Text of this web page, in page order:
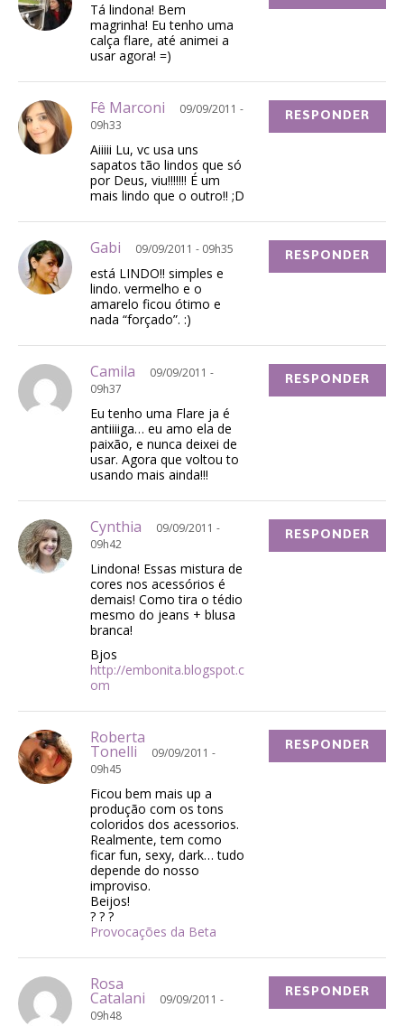
Tá lindona! Bem
magrinha! Eu tenho uma
calça flare, até animei a
usar agora! =)
Fê Marconi
09/09/2011 -
09h33
Aiiiii Lu, vc usa uns
sapatos tão lindos que só
por Deus, viu!!!!!!! É um
mais lindo que o outro!! ;D
RESPONDER
Gabi 09/09/2011 - 09h35
está LINDO!! simples e
lindo. vermelho e o
amarelo ficou ótimo e
nada “forçado”. :)
RESPONDER
Camila
09/09/2011 -
09h37
Eu tenho uma Flare ja é
antiiiiga… eu amo ela de
paixão, e nunca deixei de
usar. Agora que voltou to
usando mais ainda!!!
RESPONDER
Cynthia
09/09/2011 -
09h42
Lindona! Essas mistura de
cores nos acessórios é
demais! Como tira o tédio
mesmo do jeans + blusa
branca!
Bjos
http://embonita.blogspot.c
om
RESPONDER
Roberta
Tonelli
09/09/2011 -
09h45
Ficou bem mais up a
produção com os tons
coloridos dos acessorios.
Realmente, tem como
ficar fun, sexy, dark… tudo
depende do nosso
improviso.
Beijos!
? ? ?
Provocações da Beta
RESPONDER
Rosa
Catalani
09/09/2011 -
09h48
RESPONDER